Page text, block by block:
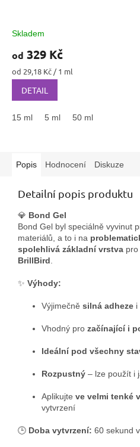
Skladem
od 329 Kč
Měrná
cena:
od 29,18 Kč / 1 ml
DETAIL
15 ml 5 ml 50 ml
Popis Hodnocení Diskuze
Detailní popis produktu
💎 Bond Gel
Bond Gel byl speciálně vyvinut
materiálů, a to i na
spolehlivá základní vrstva
BrillBird
✨ Výhody:
Výjimečně silná adheze i
Vhodný pro začínající i
Ideální pod všechny
Rozpustný – lze použít i
Aplikujte ve velmi tenké
vytvrzení
🕒 Doba vytvrzení: 60 sekund